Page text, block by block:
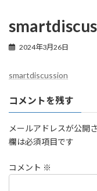
2024年3月26日
smartdiscussion
コメントを残す
メールアドレスが公開
欄は必須項目です
コメント ※